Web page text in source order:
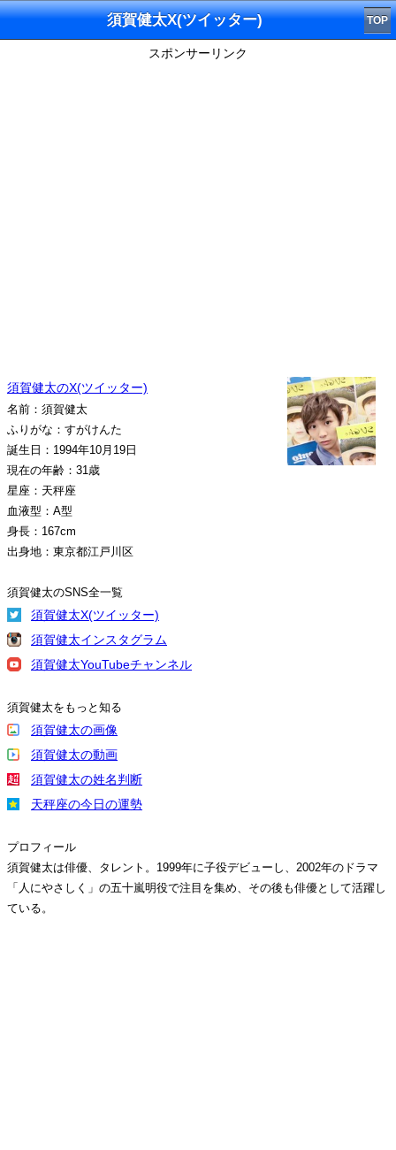
須賀健太X(ツイッター) TOP
スポンサーリンク
須賀健太のX(ツイッター)
名前：須賀健太
ふりがな：すがけんた
誕生日：1994年10月19日
現在の年齢：31歳
星座：天秤座
血液型：A型
身長：167cm
出身地：東京都江戸川区
須賀健太のSNS全一覧
須賀健太X(ツイッター)
須賀健太インスタグラム
須賀健太YouTubeチャンネル
須賀健太をもっと知る
須賀健太の画像
須賀健太の動画
須賀健太の姓名判断
天秤座の今日の運勢
プロフィール
須賀健太は俳優、タレント。1999年に子役デビューし、2002年のドラマ
「人にやさしく」の五十嵐明役で注目を集め、その後も俳優として活躍し
ている。